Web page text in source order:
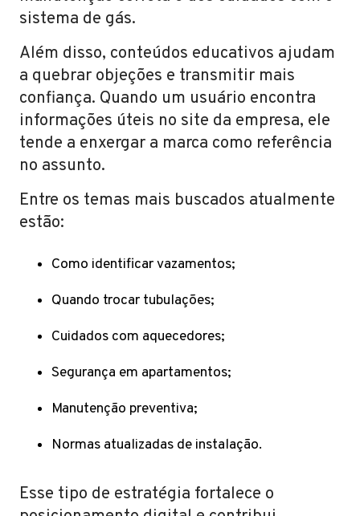
sistema de gás.
Além disso, conteúdos educativos ajudam
a quebrar objeções e transmitir mais
confiança. Quando um usuário encontra
informações úteis no site da empresa, ele
tende a enxergar a marca como referência
no assunto.
Entre os temas mais buscados atualmente
estão:
Como identificar vazamentos;
Quando trocar tubulações;
Cuidados com aquecedores;
Segurança em apartamentos;
Manutenção preventiva;
Normas atualizadas de instalação.
Esse tipo de estratégia fortalece o